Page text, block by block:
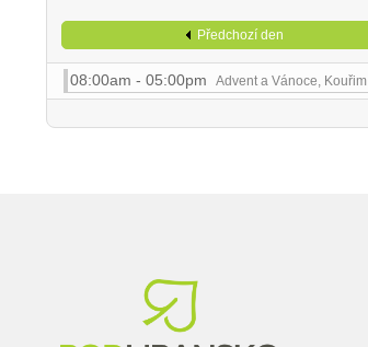
Předchozí den
08:00am - 05:00pm Advent a Vánoce, Kouřim